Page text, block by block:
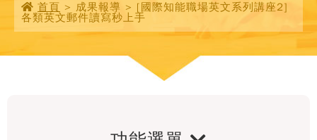
首頁 > 成果報導 > [國際知能職場英文系列講座2]
各類英文郵件讀寫秒上手